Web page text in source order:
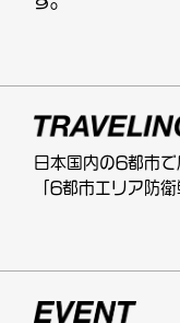
日本国内の6都市
「6都市エリア防